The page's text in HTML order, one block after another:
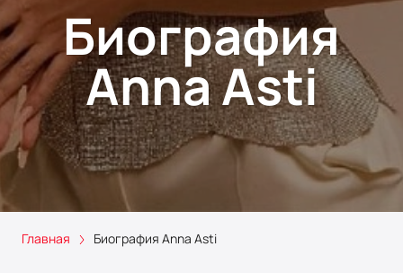
Биография
Anna Asti
Главная Биография Anna Asti